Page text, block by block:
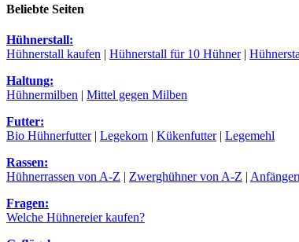
Beliebte Seiten
Hühnerstall:
Hühnerstall kaufen
Hühnerstall für 10 Hühner|
Haltung:
Hühnermilben
Mittel gegen Milben
Futter:
Bio Hühnerfutter| Legekorn Kükenfutter| Legemehl
Rassen:
Hühnerrassen von A-Z
Zwerghühner von A-Z
Fragen:
Welche Hühnereier kaufen?